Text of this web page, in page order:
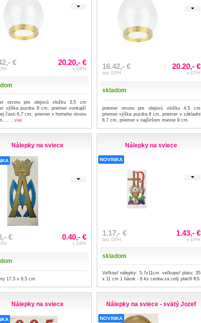
€ 20.20,- €
s DPH
otvoru pre olejovú vložku 3,5 cm
výška puzdra 8 cm, priemer vonkajší
časti 6,7 cm, priemer v horneho otvoru
...viac
16.42,- €
bez DPH
20.20,- €
s DPH
skladom
priemer otvoru pre olejovú vložku 4,5 cm
priemer výška puzdra 8 cm, priemer v základni
6,7 cm, priemer v najširšom mieste 9 cm.
Nálepky na sviece
€ 0.40,- €
s DPH
17,5 x 6,5 cm
Nálepky na sviece
NOVINKA
1.17,- €
bez DPH
1.43,- €
s DPH
skladom
Veľkosť nálepky: 5,7x11cm. veľkopsť platu: 35
x 11 cm 1 hárok - 6 ks cenba za celý plat/6 KS
Nálepky na sviece Nálepky na sviece - svätý Jozef
NOVINKA